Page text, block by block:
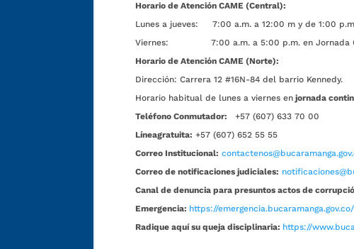
Horario de Atención CAME (Central):
Lunes a jueves: 7:00 a.m. a 12:00 m y de 1:00
Viernes: 7:00 a.m. a 5:00 p.m. en Jornada
Horario de Atención CAME (Norte):
Dirección: Carrera 12 #16N-84 del barrio Kennedy.
Horario habitual de lunes a viernes en jornada
Teléfono Conmutador:
+57 (607) 633 70 00
Líneagratuita: +57 (607) 652 55 55
Correo Institucional:
Correo de notificaciones judiciales:
Canal de denuncia para presuntos actos de
Emergencia: https://emergencia.bucaramanga.gov.co/
Radique aquí su queja disciplinaria: https://